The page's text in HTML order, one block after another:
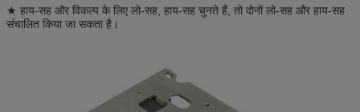
★ हाय-सह और विकल्प के लिए लो-सह, हाय-सह चुनते हैं, तो दोनों लो-सह और हाय-सह
संचालित किया जा सकता है।